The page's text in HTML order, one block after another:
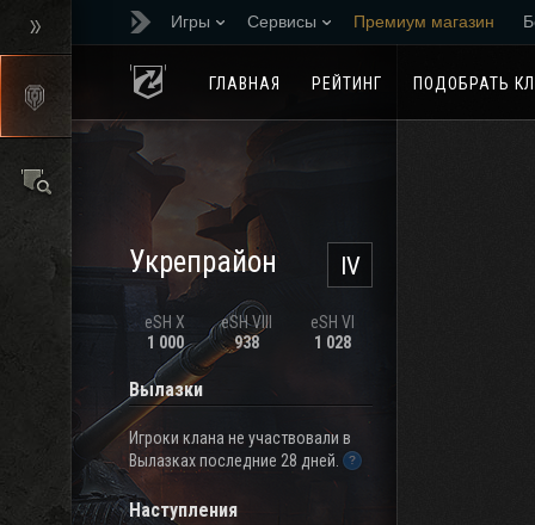
Игры Сервисы Премиум магазин
ГЛАВНАЯ
РЕЙТИНГ ПОДОБРАТЬ
IV
Укрепрайон
eSH X
1 000
eSH VIII
938
eSH VI
1 028
Вылазки
Игроки клана не участвовали в
Вылазках последние 28 дней.
Наступления